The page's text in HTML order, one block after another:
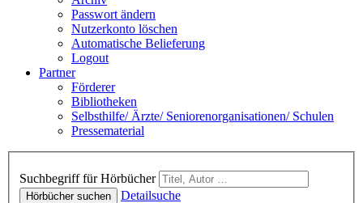
Passwort ändern
Nutzerkonto löschen
Automatische Belieferung
Logout
Partner
Förderer
Bibliotheken
Selbsthilfe/ Ärzte/ Seniorenorganisationen/ Schulen
Pressematerial
Suchbegriff für Hörbücher
Hörbücher suchen Detailsuche